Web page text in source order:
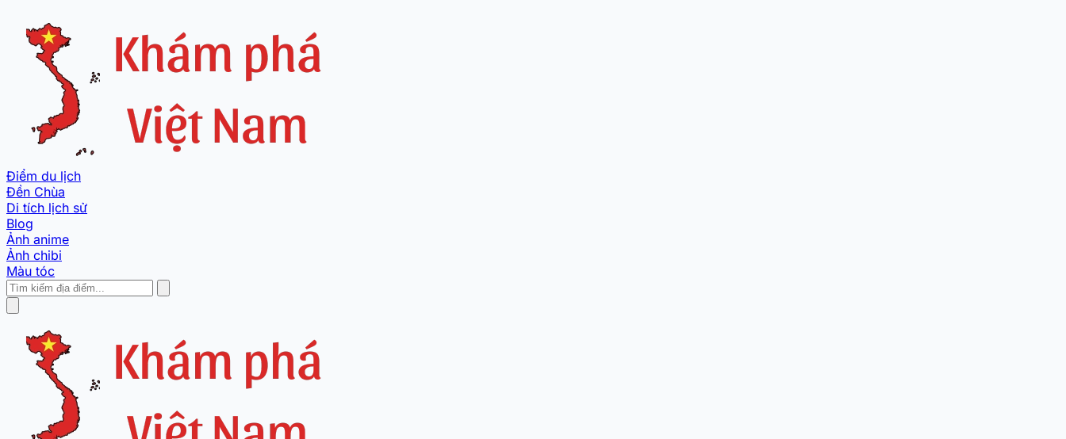
Điểm du lịch
Đền Chùa
Di tích lịch sử
Blog
Ảnh anime
Ảnh chibi
Màu tóc